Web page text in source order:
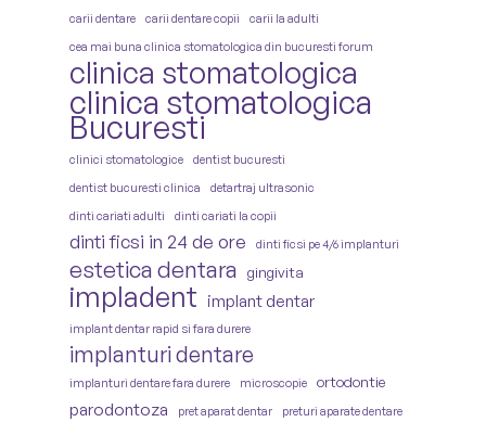
carii dentare
carii dentare copii
carii la adulti
cea mai buna clinica stomatologica din bucuresti forum
clinica stomatologica
clinica stomatologica
Bucuresti
clinici stomatologice
dentist bucuresti
dentist bucuresti clinica
detartraj ultrasonic
dinti cariati adulti
dinti cariati la copii
dinti ficsi in 24 de ore dinti ficsi pe 4/6 implanturi
estetica dentara gingivita
impladent implant dentar
implant dentar rapid si fara durere
implanturi dentare
implanturi dentare fara durere microscopie ortodontie
parodontoza pret aparat dentar
preturi aparate dentare